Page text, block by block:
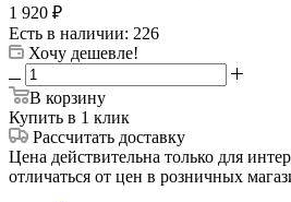
1 920 ₽
Есть в наличии: 226
Хочу дешевле!
В корзину
Купить в 1 клик
Рассчитать доставку
Цена действительна только для
отличаться от цен в розничных